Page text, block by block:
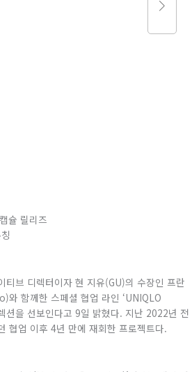
슐 릴리즈
티브 디렉터이자 현 지유(GU)의 수장인 프란
함께한 스페셜 협업 라인 ‘UNIQLO
션을 선보인다고 9일 밝혔다. 지난 2022년 전
협업 이후 4년 만에 재회한 프로젝트다.